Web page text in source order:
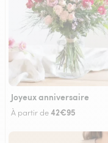
Joyeux anniversaire
À partir de42€95